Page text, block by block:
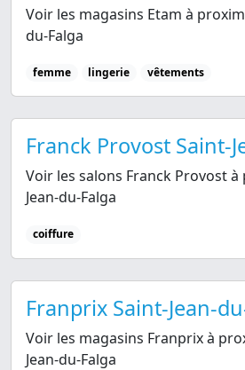
Voir les magasins Etam à
du-Falga
femme lingerie vêtements
Franck Provost Saint-
Voir les salons Franck Provost
Jean-du-Falga
coiffure
Franprix Saint-Jean-
Voir les magasins Franprix à
Jean-du-Falga